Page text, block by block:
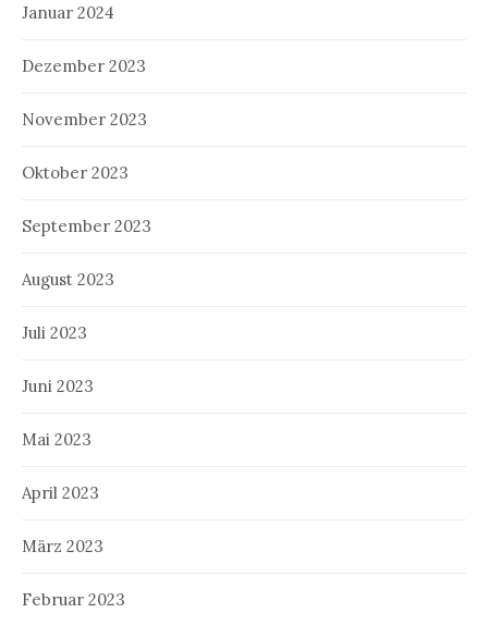
Januar 2024
Dezember 2023
November 2023
Oktober 2023
September 2023
August 2023
Juli 2023
Juni 2023
Mai 2023
April 2023
März 2023
Februar 2023